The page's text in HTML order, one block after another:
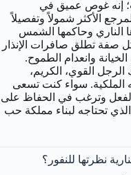
إنه غوص عميق في
الأكثر شمولاً وتفصيلاً
وحاكمها الشمس
صفة تطلق صافرات الإنذار
وانعدام الطموح.
القوي، الكريم،
الملكية. سواء كنت تسعى
وترغب في الحفاظ على
تحتاجه لبناء مملكة حب
نظرتها للنفور؟